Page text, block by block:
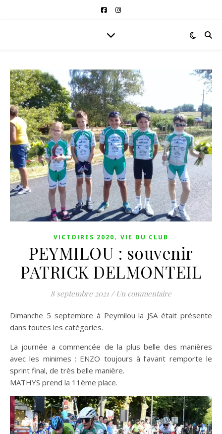
VICTOIRES 2020, VIE DU CLUB
PEYMILOU : souvenir
PATRICK DELMONTEIL
8 septembre 2021 / Un commentaire
Dimanche 5 septembre à Peymilou la JSA était présente
dans toutes les catégories.
La journée a commencée de la plus belle des manières
avec les minimes : ENZO toujours à l’avant remporte le
sprint final, de très belle manière.
MATHYS prend la 11ème place.